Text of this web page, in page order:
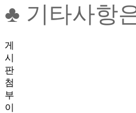
♣ 기타사항
게
시
판
첨
부
이